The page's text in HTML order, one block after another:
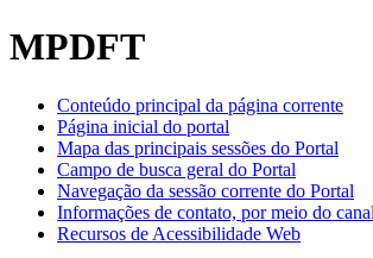
Welcome
to
One
Accessibility
screen
reader.
start
MPDFT
Conteúdo principal da página corrente
Página inicial do portal
Mapa das principais sessões do Portal
Campo de busca geral do Portal
Navegação da sessão corrente do Portal
Informações de contato, por meio do
Recursos de Acessibilidade Web